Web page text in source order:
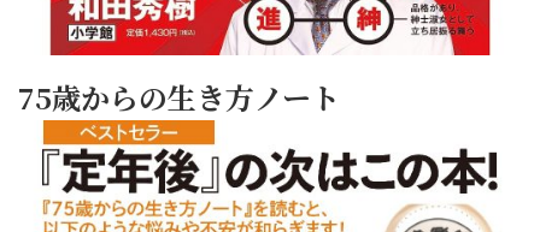
75歳からの生き方ノート